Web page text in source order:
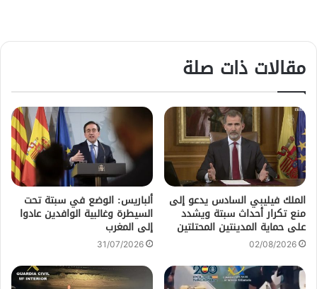
مقالات ذات صلة
الملك فيليبي السادس يدعو إلى
منع تكرار أحداث سبتة ويشدد
على حماية المدينتين المحتلتين
02/08/2026
ألباريس: الوضع في سبتة تحت
السيطرة وغالبية الوافدين عادوا
إلى المغرب
31/07/2026